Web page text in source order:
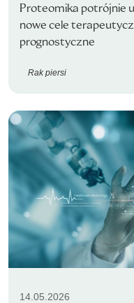
Proteomika potrójnie
nowe cele
prognostyczne
Rak piersi
14.05.2026